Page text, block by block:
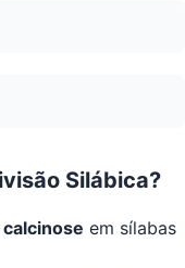
Silábica?
calcinose em sílabas